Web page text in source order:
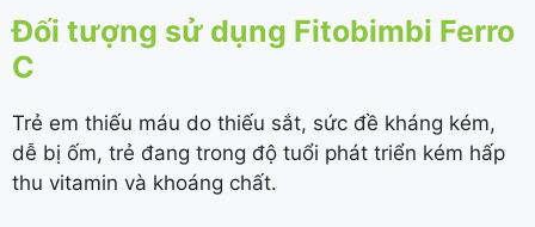
Đối tượng sử dụng Fitobimbi Ferro
C
Trẻ em thiếu máu do thiếu sắt, sức đề kháng kém,
dễ bị ốm, trẻ đang trong độ tuổi phát triển kém hấp
thu vitamin và khoáng chất.